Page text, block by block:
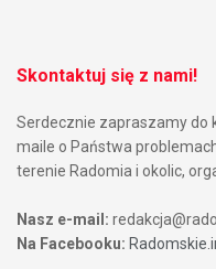
Skontaktuj się z nami!
Serdecznie zapraszamy do
maile o Państwa
terenie Radomia i okolic,
Nasz e-mail:
Na Facebooku: